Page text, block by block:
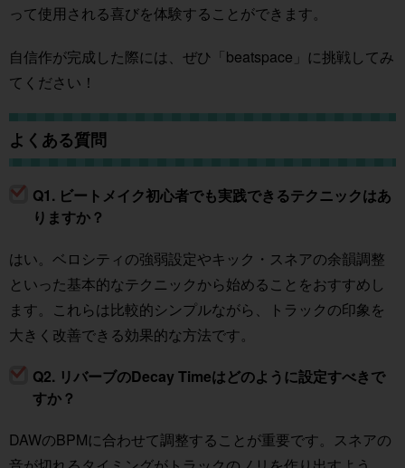
って使用される喜びを体験することができます。
自信作が完成した際には、ぜひ「beatspace」に挑戦してみ
てください！
よくある質問
Q1. ビートメイク初心者でも実践できるテクニックはあ
りますか？
はい。ベロシティの強弱設定やキック・スネアの余韻調整
といった基本的なテクニックから始めることをおすすめし
ます。これらは比較的シンプルながら、トラックの印象を
大きく改善できる効果的な方法です。
Q2. リバーブのDecay Timeはどのように設定すべきで
すか？
DAWのBPMに合わせて調整することが重要です。スネアの